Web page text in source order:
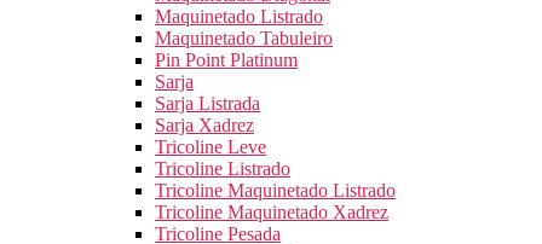
Maquinetado Listrado
Maquinetado Tabuleiro
Pin Point Platinum
Sarja
Sarja Listrada
Sarja Xadrez
Tricoline Leve
Tricoline Listrado
Tricoline Maquinetado Listrado
Tricoline Maquinetado Xadrez
Tricoline Pesada